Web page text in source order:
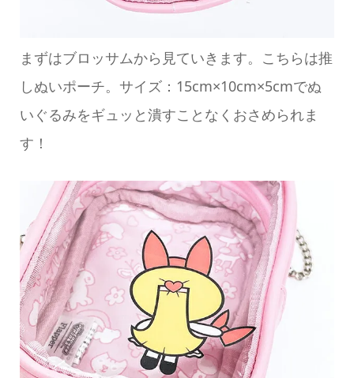
まずはブロッサムから見ていきます。こちらは推
しぬいポーチ。サイズ：15cm×10cm×5cmでぬ
いぐるみをギュッと潰すことなくおさめられま
す！